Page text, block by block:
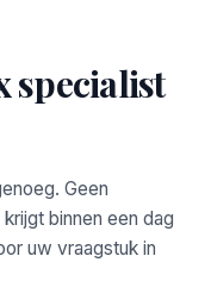
specialist
Geen
binnen een dag
uw vraagstuk in